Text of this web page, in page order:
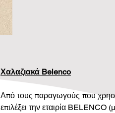
Χαλαζιακά Belenco
Από τους παραγωγούς που
επιλέξει την εταιρία BELENCO